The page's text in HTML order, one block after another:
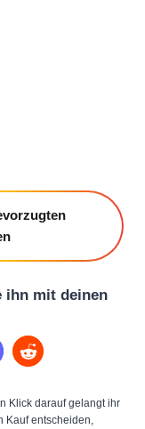
ihn mit deinen
Klick darauf gelangt ihr
Kauf entscheiden,